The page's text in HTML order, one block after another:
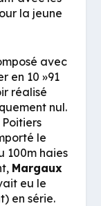
la jeune
avec
en 10 »91
réalisé
nul.
le
100m haies
Margaux
eu le
en série.